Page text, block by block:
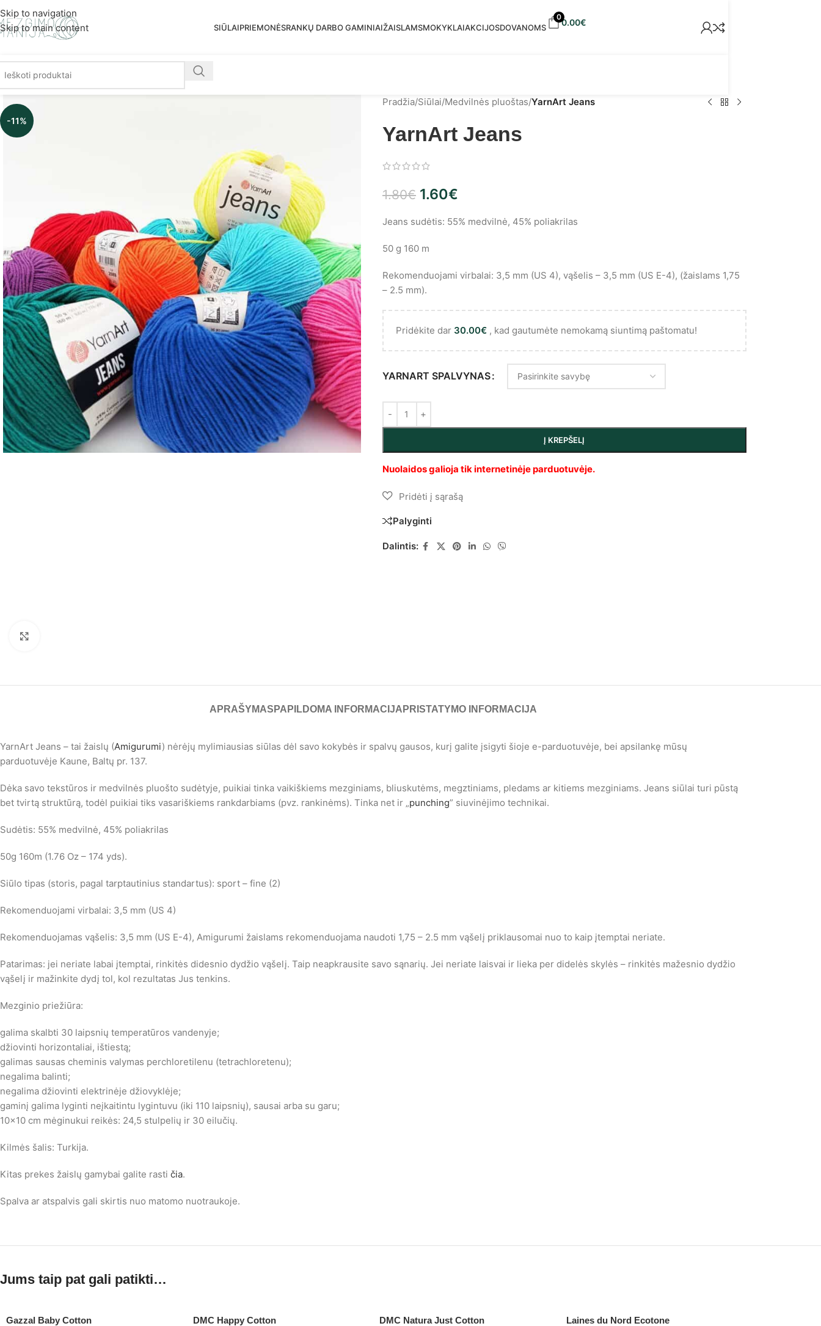
Skip to navigation
Skip to main content
SIŪLAIPRIEMONĖSRANKŲ DARBO GAMINIAIŽAISLAMSMOKYKLAIAKCIJOSDOVANOMS
00.00€
-11%
Pradžia/Siūlai/Medvilnės pluoštas/YarnArt Jeans
YarnArt Jeans
1.80€ 1.60€
Jeans sudėtis: 55% medvilnė, 45% poliakrilas
50 g 160 m
Rekomenduojami virbalai: 3,5 mm (US 4), vąšelis – 3,5 mm (US E-4), (žaislams 1,75
– 2.5 mm).
Pridėkite dar 30.00€, kad gautumėte nemokamą siuntimą paštomatu!
YARNART SPALVYNAS
Į KREPŠELĮ
Palyginti
Dalintis:
APRAŠYMAS PAPILDOMA INFORMACIJA PRISTATYMO INFORMACIJA
YarnArt Jeans – tai žaislų (Amigurumi) nėrėjų mylimiausias siūlas dėl savo kokybės ir spalvų gausos, kurį galite įsigyti šioje e-parduotuvėje, bei apsilankę mūsų
parduotuvėje Kaune, Baltų pr. 137.
Dėka savo tekstūros ir medvilnės pluošto sudėtyje, puikiai tinka vaikiškiems mezginiams, bliuskutėms, megztiniams, pledams ar kitiems mezginiams. Jeans siūlai turi pūstą
bet tvirtą struktūrą, todėl puikiai tiks vasariškiems rankdarbiams (pvz. rankinėms). Tinka net ir „punching” siuvinėjimo technikai.
Sudėtis: 55% medvilnė, 45% poliakrilas
50g 160m (1.76 Oz – 174 yds).
Siūlo tipas (storis, pagal tarptautinius standartus): sport – fine (2)
Rekomenduojami virbalai: 3,5 mm (US 4)
Rekomenduojamas vąšelis: 3,5 mm (US E-4), Amigurumi žaislams rekomenduojama naudoti 1,75 – 2.5 mm vąšelį priklausomai nuo to kaip įtemptai neriate.
Patarimas: jei neriate labai įtemptai, rinkitės didesnio dydžio vąšelį. Taip neapkrausite savo sąnarių. Jei neriate laisvai ir lieka per didelės skylės – rinkitės mažesnio dydžio
vąšelį ir mažinkite dydį tol, kol rezultatas Jus tenkins.
Mezginio priežiūra:
galima skalbti 30 laipsnių temperatūros vandenyje;
džiovinti horizontaliai, ištiestą;
galimas sausas cheminis valymas perchloretilenu (tetrachloretenu);
negalima balinti;
negalima džiovinti elektrinėje džiovyklėje;
gaminį galima lyginti neįkaitintu lygintuvu (iki 110 laipsnių), sausai arba su garu;
10×10 cm mėginukui reikės: 24,5 stulpelių ir 30 eilučių.
Kilmės šalis: Turkija.
Kitas prekes žaislų gamybai galite rasti čia.
Spalva ar atspalvis gali skirtis nuo matomo nuotraukoje.
Jums taip pat gali patikti…
Gazzal Baby Cotton DMC Happy Cotton DMC Natura Just Cotton Laines du Nord Ecotone